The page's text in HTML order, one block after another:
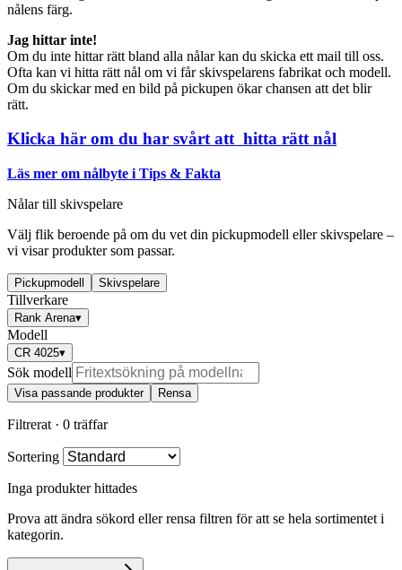
nålens färg.
Jag hittar inte!
Om du inte hittar rätt bland alla nålar kan du skicka ett mail till oss.
Ofta kan vi hitta rätt nål om vi får skivspelarens fabrikat och modell.
Om du skickar med en bild på pickupen ökar chansen att det blir
rätt.
Klicka här om du har svårt att hitta rätt nål
Läs mer om nålbyte i Tips & Fakta
Nålar till skivspelare
Välj flik beroende på om du vet din pickupmodell eller skivspelare –
vi visar produkter som passar.
Pickupmodell Skivspelare
Tillverkare
Rank Arena▾
Modell
CR 4025▾
Sök modell
Visa passande produkter Rensa
Filtrerat · 0 träffar
Sortering
Inga produkter hittades
Prova att ändra sökord eller rensa filtren för att se hela sortimentet i
kategorin.